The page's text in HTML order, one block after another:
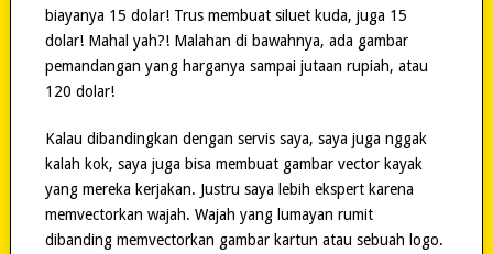
biayanya 15 dolar! Trus membuat siluet kuda, juga 15
dolar! Mahal yah?! Malahan di bawahnya, ada gambar
pemandangan yang harganya sampai jutaan rupiah, atau
120 dolar!
Kalau dibandingkan dengan servis saya, saya juga nggak
kalah kok, saya juga bisa membuat gambar vector kayak
yang mereka kerjakan. Justru saya lebih ekspert karena
memvectorkan wajah. Wajah yang lumayan rumit
dibanding memvectorkan gambar kartun atau sebuah logo.